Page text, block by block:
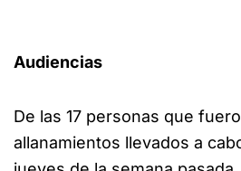
Audiencias
De las 17 personas que
allanamientos llevados a